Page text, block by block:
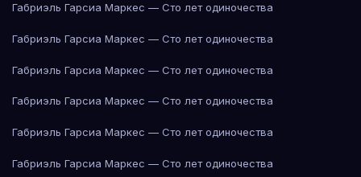
Габриэль Гарсиа Маркес — Сто лет одиночества
Габриэль Гарсиа Маркес — Сто лет одиночества
Габриэль Гарсиа Маркес — Сто лет одиночества
Габриэль Гарсиа Маркес — Сто лет одиночества
Габриэль Гарсиа Маркес — Сто лет одиночества
Габриэль Гарсиа Маркес — Сто лет одиночества